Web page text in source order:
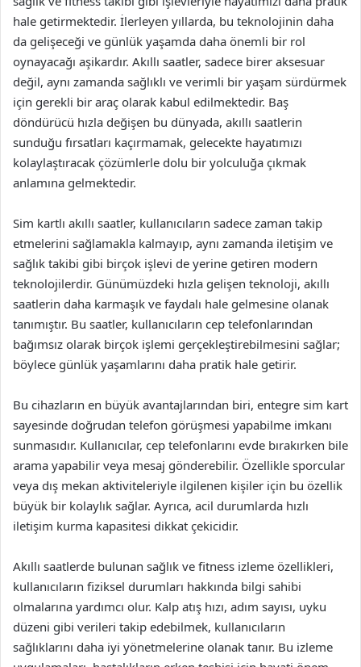
hale getirmektedir. İlerleyen yıllarda, bu teknolojinin daha
da gelişeceği ve günlük yaşamda daha önemli bir rol
oynayacağı aşikardır. Akıllı saatler, sadece birer aksesuar
değil, aynı zamanda sağlıklı ve verimli bir yaşam sürdürmek
için gerekli bir araç olarak kabul edilmektedir. Baş
döndürücü hızla değişen bu dünyada, akıllı saatlerin
sunduğu fırsatları kaçırmamak, gelecekte hayatımızı
kolaylaştıracak çözümlerle dolu bir yolculuğa çıkmak
anlamına gelmektedir.
Sim kartlı akıllı saatler, kullanıcıların sadece zaman takip
etmelerini sağlamakla kalmayıp, aynı zamanda iletişim ve
sağlık takibi gibi birçok işlevi de yerine getiren modern
teknolojilerdir. Günümüzdeki hızla gelişen teknoloji, akıllı
saatlerin daha karmaşık ve faydalı hale gelmesine olanak
tanımıştır. Bu saatler, kullanıcıların cep telefonlarından
bağımsız olarak birçok işlemi gerçekleştirebilmesini sağlar;
böylece günlük yaşamlarını daha pratik hale getirir.
Bu cihazların en büyük avantajlarından biri, entegre sim kart
sayesinde doğrudan telefon görüşmesi yapabilme imkanı
sunmasıdır. Kullanıcılar, cep telefonlarını evde bırakırken bile
arama yapabilir veya mesaj gönderebilir. Özellikle sporcular
veya dış mekan aktiviteleriyle ilgilenen kişiler için bu özellik
büyük bir kolaylık sağlar. Ayrıca, acil durumlarda hızlı
iletişim kurma kapasitesi dikkat çekicidir.
Akıllı saatlerde bulunan sağlık ve fitness izleme özellikleri,
kullanıcıların fiziksel durumları hakkında bilgi sahibi
olmalarına yardımcı olur. Kalp atış hızı, adım sayısı, uyku
düzeni gibi verileri takip edebilmek, kullanıcıların
sağlıklarını daha iyi yönetmelerine olanak tanır. Bu izleme